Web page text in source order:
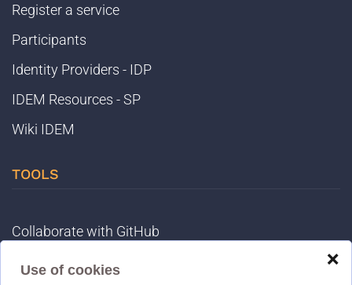
Use of cookies
❌
Register a service
Participants
Identity Providers - IDP
IDEM Resources - SP
Wiki IDEM
TOOLS
Collaborate with GitHub
Registry